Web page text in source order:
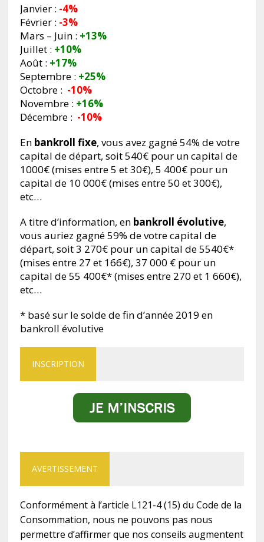
Janvier : -4%
Février : -3%
Mars – Juin : +13%
Juillet : +10%
Août : +17%
Septembre : +25%
Octobre : -10%
Novembre : +16%
Décembre : -10%
En bankroll fixe, vous avez gagné 54% de votre
capital de départ, soit 540€ pour un capital de
1000€ (mises entre 5 et 30€), 5 400€ pour un
capital de 10 000€ (mises entre 50 et 300€),
etc…
A titre d’information, en bankroll évolutive,
vous auriez gagné 59% de votre capital de
départ, soit 3 270€ pour un capital de 5540€*
(mises entre 27 et 166€), 37 000 € pour un
capital de 55 400€* (mises entre 270 et 1 660€),
etc…
* basé sur le solde de fin d’année 2019 en
bankroll évolutive
INSCRIPTION
AVERTISSEMENT
Conformément à l’article L121-4 (15) du Code de la
Consommation, nous ne pouvons pas nous
permettre d’affirmer que nos conseils augmentent